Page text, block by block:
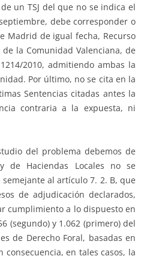
un TSJ del que no se indica el
debe corresponder o
Madrid de igual fecha, Recurso
de la Comunidad Valenciana, de
2010, admitiendo ambas la
Por último, no se cita en la
Sentencias citadas antes la
contraria a la expuesta, ni
del problema debemos de
de Haciendas Locales no se
al artículo 7. 2. B, que
de adjudicación declarados,
cumplimiento a lo dispuesto en
(segundo) y 1.062 (primero) del
de Derecho Foral, basadas en
consecuencia, en tales casos, la